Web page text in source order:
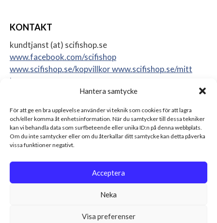
Hantera samtycke
För att ge en bra upplevelse använder vi teknik som cookies för att lagra
och/eller komma åt enhetsinformation. När du samtycker till dessa tekniker
kan vi behandla data som surfbeteende eller unika ID:n på denna webbplats.
Om du inte samtycker eller om du återkallar ditt samtycke kan detta påverka
vissa funktioner negativt.
Acceptera
Neka
Visa preferenser
KONTAKT
kundtjanst (at) scifishop.se
www.facebook.com/scifishop
www.scifishop.se/kopvillkorwww.scifishop.se/mitt
konto
17562 Järfälla
Sweden